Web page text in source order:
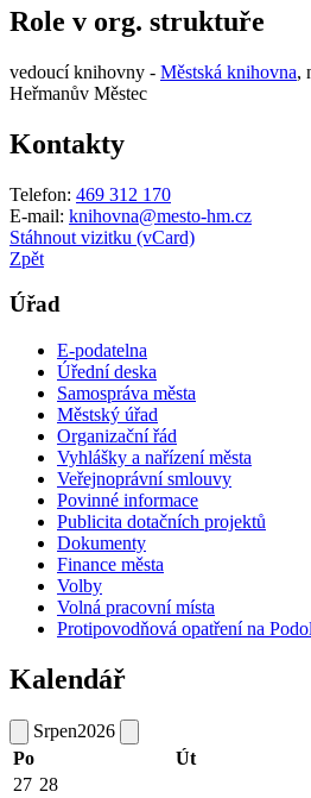
Role v org. struktuře
vedoucí knihovny - Městská knihovna,
Heřmanův Městec
Kontakty
Telefon: 469 312 170
E-mail: knihovna@mesto-hm.cz
Stáhnout vizitku (vCard)
Zpět
Úřad
E-podatelna
Úřední deska
Samospráva města
Městský úřad
Organizační řád
Vyhlášky a nařízení města
Veřejnoprávní smlouvy
Povinné informace
Publicita dotačních projektů
Dokumenty
Finance města
Volby
Volná pracovní místa
Protipovodňová opatření na
Kalendář
Srpen2026
Po
Út
27 28